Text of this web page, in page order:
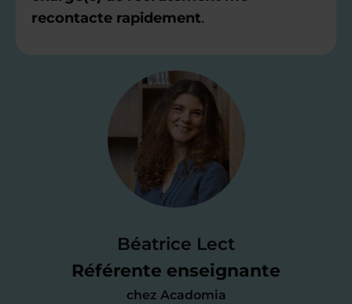
Béatrice Lect
Référente enseignante
chez Acadomia
recontacte rapidement.
Je valide ma
candidature
test de 15 minutes
des programmes scolaires(et pouvoir
me mettre à jour au besoin) et
j’échange en direct avec un chargé de